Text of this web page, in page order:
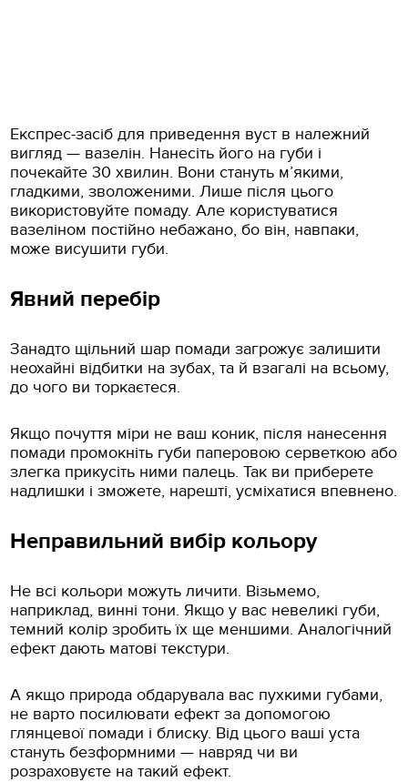
Експрес-засіб для приведення вуст в належний
вигляд — вазелін. Нанесіть його на губи і
почекайте 30 хвилин. Вони стануть м’якими,
гладкими, зволоженими. Лише після цього
використовуйте помаду. Але користуватися
вазеліном постійно небажано, бо він, навпаки,
може висушити губи.
Явний перебір
Занадто щільний шар помади загрожує залишити
неохайні відбитки на зубах, та й взагалі на всьому,
до чого ви торкаєтеся.
Якщо почуття міри не ваш коник, після нанесення
помади промокніть губи паперовою серветкою або
злегка прикусіть ними палець. Так ви приберете
надлишки і зможете, нарешті, усміхатися впевнено.
Неправильний вибір кольору
Не всі кольори можуть личити. Візьмемо,
наприклад, винні тони. Якщо у вас невеликі губи,
темний колір зробить їх ще меншими. Аналогічний
ефект дають матові текстури.
А якщо природа обдарувала вас пухкими губами,
не варто посилювати ефект за допомогою
глянцевої помади і блиску. Від цього ваші уста
стануть безформними — навряд чи ви
розраховуєте на такий ефект.